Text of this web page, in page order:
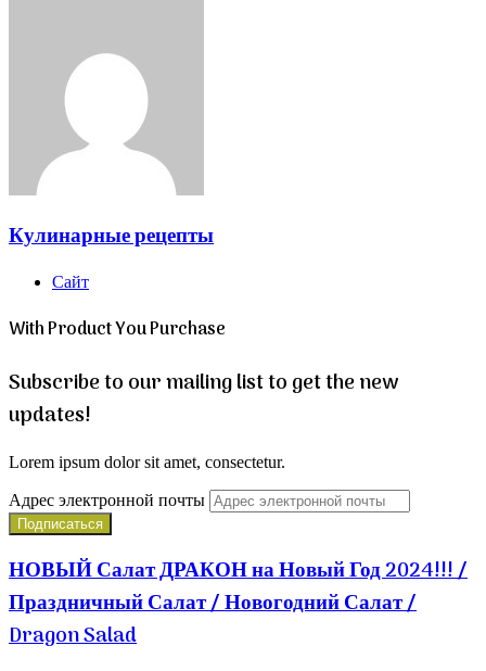
Кулинарные рецепты
Сайт
With Product You Purchase
Subscribe to our mailing list to get the new
updates!
Lorem ipsum dolor sit amet, consectetur.
Адрес электронной почты
НОВЫЙ Салат ДРАКОН на Новый Год 2024!!! /
Праздничный Салат / Новогодний Салат /
Dragon Salad